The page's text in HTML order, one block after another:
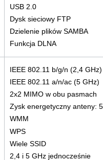
USB 2.0
Dysk sieciowy FTP
Dzielenie plików SAMBA
Funkcja DLNA
IEEE 802.11 b/g/n (2,4 GHz)
IEEE 802.11 a/n/ac (5 GHz)
2x2 MIMO w obu pasmach
Zysk energetyczny anteny:
WMM
WPS
Wiele SSID
2,4 i 5 GHz jednocześnie